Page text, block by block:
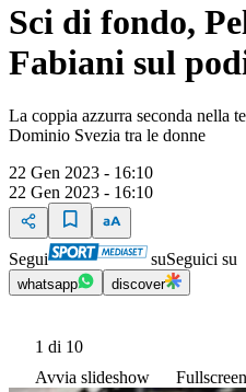
Sci di fondo,
Fabiani sul
La coppia azzurra seconda nella
Dominio Svezia tra le donne
22 Gen 2023 - 16:10
22 Gen 2023 - 16:10
Segui suSeguici su
whatsapp discover
1 di 10
Avvia slideshow
Fullscreen